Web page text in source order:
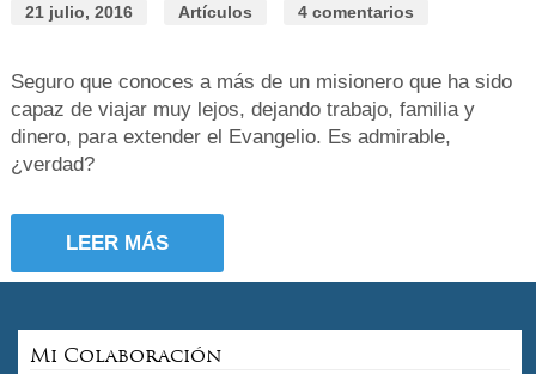
21 julio, 2016 Artículos 4 comentarios
Seguro que conoces a más de un misionero que ha sido
capaz de viajar muy lejos, dejando trabajo, familia y
dinero, para extender el Evangelio. Es admirable,
¿verdad?
LEER MÁS
Mi Colaboración